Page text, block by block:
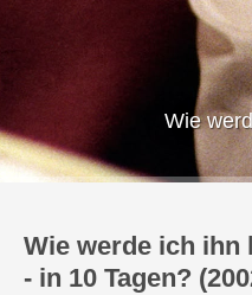
Wie
Wie werde ich ihn
- in 10 Tagen?